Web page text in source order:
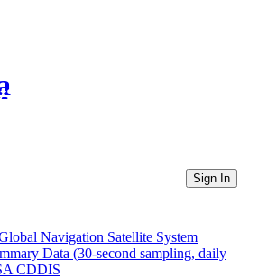
Directories
Sign In
Navigation Satellite System
Data (30-second sampling, daily
CDDIS